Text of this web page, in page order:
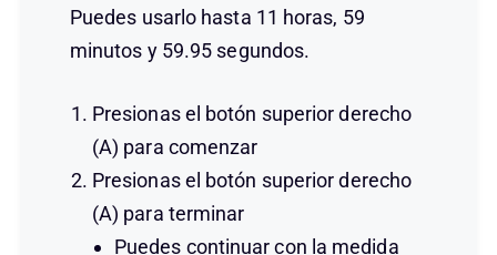
Puedes usarlo hasta 11 horas, 59
minutos y 59.95 segundos.
Presionas el botón superior derecho
(A) para comenzar
Presionas el botón superior derecho
(A) para terminar
Puedes continuar con la medida